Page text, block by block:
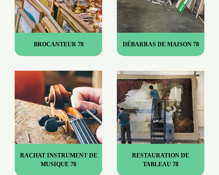
BROCANTEUR 78 DÉBARRAS DE MAISON 78
RACHAT INSTRUMENT DE
MUSIQUE 78
RESTAURATION DE
TABLEAU 78